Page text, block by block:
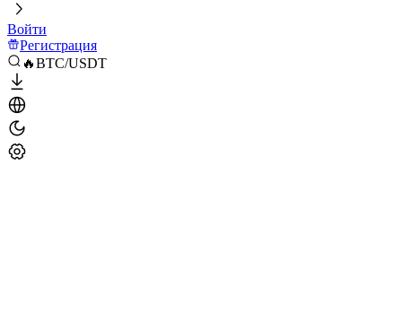
Войти
Регистрация
🔥BTC/USDT